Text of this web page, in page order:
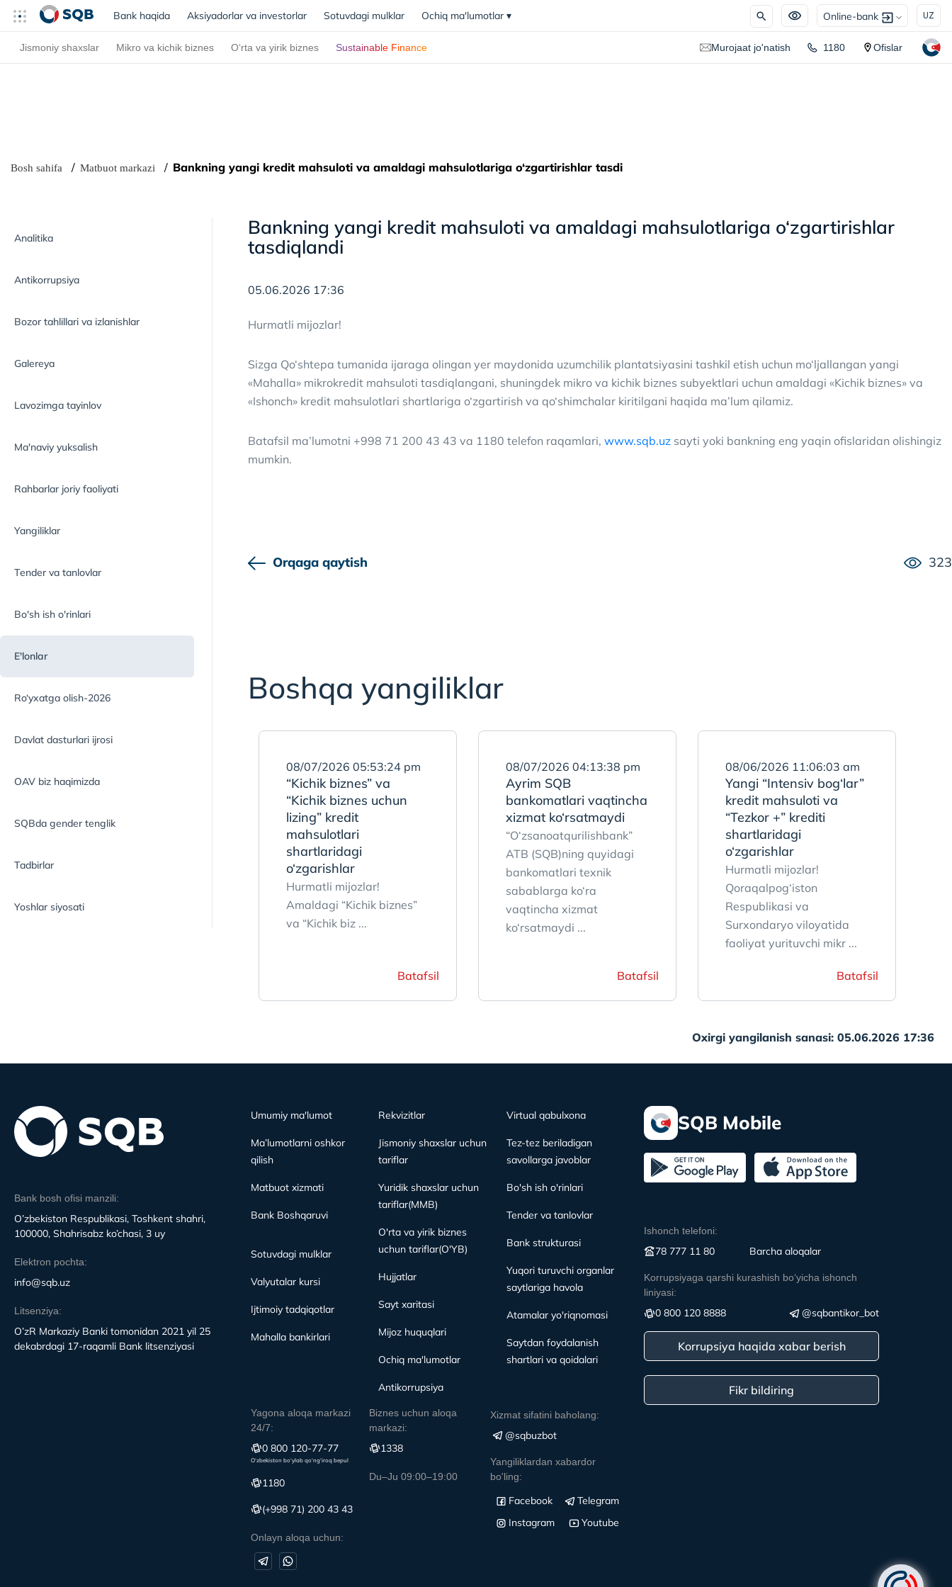
Bank haqida (current)
Aksiyadorlar va investorlar Sotuvdagi mulklar Ochiq ma'lumotlar ▾ Online-bank UZ
Jismoniy shaxslar Mikro va kichik biznes O‘rta va yirik biznes Sustainable Finance Murojaat jo'natish 1180 Ofislar
Bosh sahifa Matbuot markazi Bankning yangi kredit mahsuloti va amaldagi mahsulotlariga o‘zgartirishlar tasdi
Analitika
Antikorrupsiya
Bozor tahlillari va izlanishlar
Galereya
Lavozimga tayinlov
Ma'naviy yuksalish
Rahbarlar joriy faoliyati
Yangiliklar
Tender va tanlovlar
Bo'sh ish o'rinlari
E'lonlar
Ro‘yxatga olish-2026
Davlat dasturlari ijrosi
OAV biz haqimizda
SQBda gender tenglik
Tadbirlar
Yoshlar siyosati
Bankning yangi kredit mahsuloti va amaldagi mahsulotlariga o‘zgartirishlar
tasdiqlandi
05.06.2026 17:36
Hurmatli mijozlar!
Sizga Qo‘shtepa tumanida ijaraga olingan yer maydonida uzumchilik plantatsiyasini tashkil etish uchun mo‘ljallangan yangi
«Mahalla» mikrokredit mahsuloti tasdiqlangani, shuningdek mikro va kichik biznes subyektlari uchun amaldagi «Kichik biznes» va
«Ishonch» kredit mahsulotlari shartlariga o‘zgartirish va qo‘shimchalar kiritilgani haqida ma’lum qilamiz.
Batafsil ma’lumotni +998 71 200 43 43 va 1180 telefon raqamlari, www.sqb.uz sayti yoki bankning eng yaqin ofislaridan olishingiz
mumkin.
Orqaga qaytish 323
Boshqa yangiliklar
08/07/2026 05:53:24 pm
“Kichik biznes” va
“Kichik biznes uchun
lizing” kredit
mahsulotlari
shartlaridagi
o‘zgarishlar
Hurmatli mijozlar!
Amaldagi “Kichik biznes”
va “Kichik biz ...
Batafsil
08/07/2026 04:13:38 pm
Ayrim SQB
bankomatlari vaqtincha
xizmat ko‘rsatmaydi
“O‘zsanoatqurilishbank”
ATB (SQB)ning quyidagi
bankomatlari texnik
sabablarga ko‘ra
vaqtincha xizmat
ko‘rsatmaydi ...
Batafsil
08/06/2026 11:06:03 am
Yangi “Intensiv bog‘lar”
kredit mahsuloti va
“Tezkor +” krediti
shartlaridagi
o‘zgarishlar
Hurmatli mijozlar!
Qoraqalpog‘iston
Respublikasi va
Surxondaryo viloyatida
faoliyat yurituvchi mikr ...
Batafsil
Oxirgi yangilanish sanasi: 05.06.2026 17:36
Bank bosh ofisi manzili:
O’zbekiston Respublikasi, Toshkent shahri,
100000, Shahrisabz ko’chasi, 3 uy
Elektron pochta:
info@sqb.uz
Litsenziya:
O’zR Markaziy Banki tomonidan 2021 yil 25
dekabrdagi 17-raqamli Bank litsenziyasi
Umumiy ma'lumot
Ma’lumotlarni oshkor
qilish
Matbuot xizmati
Bank Boshqaruvi
Sotuvdagi mulklar
Valyutalar kursi
Ijtimoiy tadqiqotlar
Mahalla bankirlari
Rekvizitlar
Jismoniy shaxslar uchun
tariflar
Yuridik shaxslar uchun
tariflar(MMB)
O'rta va yirik biznes
uchun tariflar(O'YB)
Hujjatlar
Sayt xaritasi
Mijoz huquqlari
Ochiq ma'lumotlar
Antikorrupsiya
Virtual qabulxona
Tez-tez beriladigan
savollarga javoblar
Bo'sh ish o'rinlari
Tender va tanlovlar
Bank strukturasi
Yuqori turuvchi organlar
saytlariga havola
Atamalar yo'riqnomasi
Saytdan foydalanish
shartlari va qoidalari
Yagona aloqa markazi
24/7:
0 800 120-77-77
O‘zbekiston bo‘ylab qo‘ng‘iroq bepul
1180
(+998 71) 200 43 43
Onlayn aloqa uchun:
Biznes uchun aloqa
markazi:
1338
Du–Ju 09:00–19:00
Xizmat sifatini baholang:
@sqbuzbot
Yangiliklardan xabardor
bo'ling:
Facebook
Telegram
Instagram
Youtube
SQB Mobile
Ishonch telefoni:
78 777 11 80 Вarcha aloqalar
Korrupsiyaga qarshi kurashish boʻyicha ishonch
liniyasi:
0 800 120 8888 @sqbantikor_bot
Korrupsiya haqida xabar berish
Fikr bildiring